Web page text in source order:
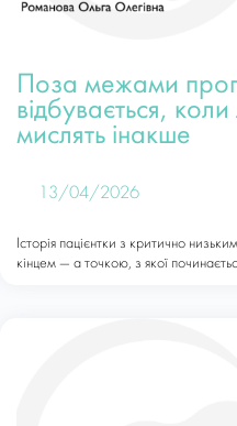
Поза межами
відбувається, коли
мислять інакше
13/04/2026
Історія пацієнтки з критично
кінцем — а точкою, з якої